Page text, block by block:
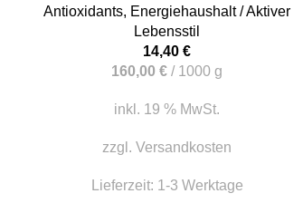
Antioxidants, Energiehaushalt / Aktiver
Lebensstil
14,40€
160,00€ / 1000 g
inkl. 19 % MwSt.
zzgl.Versandkosten
Lieferzeit: 1-3 Werktage